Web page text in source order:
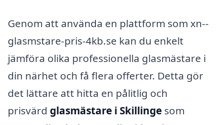
Genom att använda en plattform som xn--
glasmstare-pris-4kb.se kan du enkelt
jämföra olika professionella glasmästare i
din närhet och få flera offerter. Detta gör
det lättare att hitta en pålitlig och
prisvärd glasmästare i Skillinge som